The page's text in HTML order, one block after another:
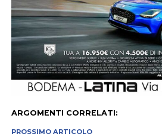
ARGOMENTI CORRELATI:
PROSSIMO ARTICOLO